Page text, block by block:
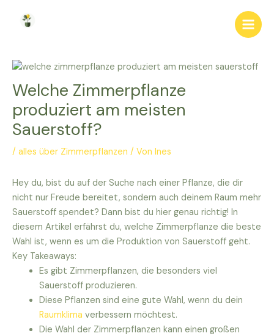
Main
Welche Zimmerpflanze
produziert am meisten
Sauerstoff?
/ alles über Zimmerpflanzen / Von Ines
Hey du, bist du auf der Suche nach einer Pflanze, die dir
nicht nur Freude bereitet, sondern auch deinem Raum mehr
Sauerstoff spendet? Dann bist du hier genau richtig! In
diesem Artikel erfährst du, welche Zimmerpflanze die beste
Wahl ist, wenn es um die Produktion von Sauerstoff geht.
Key Takeaways:
Es gibt Zimmerpflanzen, die besonders viel
Sauerstoff produzieren.
Diese Pflanzen sind eine gute Wahl, wenn du dein
Raumklima verbessern möchtest.
Die Wahl der Zimmerpflanzen kann einen großen